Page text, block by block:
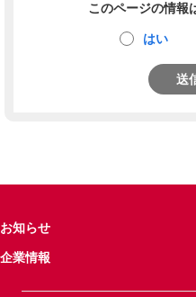
このページの情報
はい
送
お知らせ
企業情報